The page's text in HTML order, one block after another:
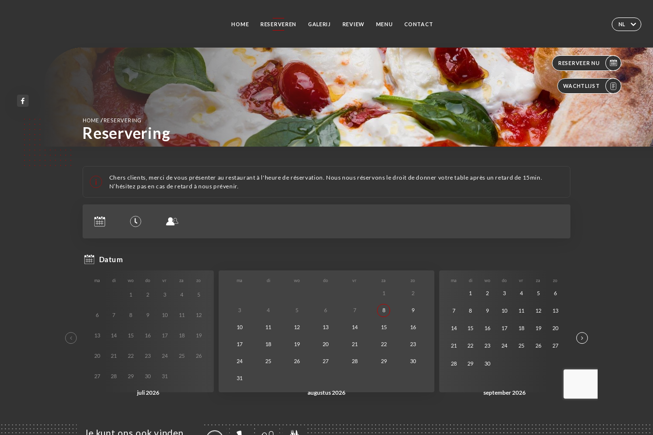
NL
HOME RESERVEREN GALERIJ REVIEW MENU CONTACT
RESERVEER NU
WACHTLIJST
HOME / RESERVERING
Reservering